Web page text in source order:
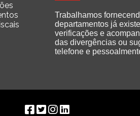
Trabalhamos
departamentos já
verificações e
das divergências ou
telefone e